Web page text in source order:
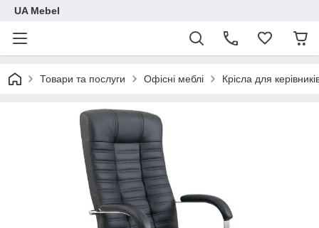
UA Mebel
Товари та послуги Офісні меблі Крісла для